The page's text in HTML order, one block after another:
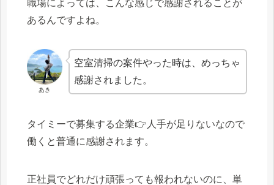
職場によっては、こんな感じで感謝されることが
あるんですよね。
あき
空室清掃の案件やった時は、めっちゃ
感謝されました。
タイミーで募集する企業👉人手が足りないなので
働くと普通に感謝されます。
正社員でどれだけ頑張っても報われないのに、単